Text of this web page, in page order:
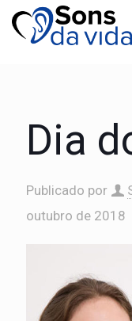
Dia
Publicado por
outubro de 2018